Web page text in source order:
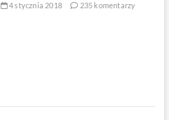
4 stycznia 2018 235 komentarzy